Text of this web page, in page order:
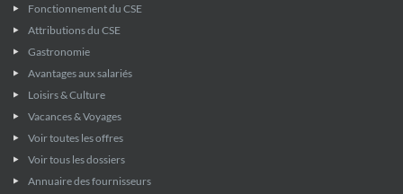
Fonctionnement du CSE
Attributions du CSE
Gastronomie
Avantages aux salariés
Loisirs & Culture
Vacances & Voyages
Voir toutes les offres
Voir tous les dossiers
Annuaire des fournisseurs